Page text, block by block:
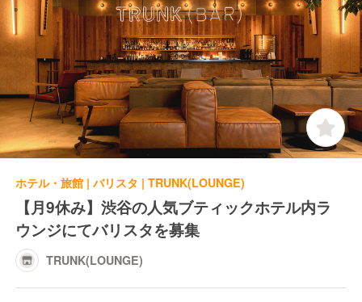
ホテル・旅館 | バリスタ | TRUNK(LOUNGE)
【月9休み】渋谷の人気ブティックホテル内ラ
ウンジにてバリスタを募集
TRUNK(LOUNGE)